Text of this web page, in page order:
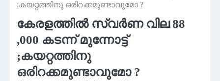
;കയറ്റത്തിനു ഒരിറക്കമുണ്ടാവുമോ ?
കേരളത്തില്‍ സ്വര്‍ണ വില 88
,000 കടന്ന് മുന്നോട്ട്
;കയറ്റത്തിനു
ഒരിറക്കമുണ്ടാവുമോ ?